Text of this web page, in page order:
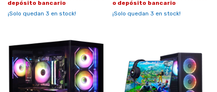
depósito bancario
¡Solo quedan 3 en stock!
o depósito bancario
¡Solo quedan 3 en stock!